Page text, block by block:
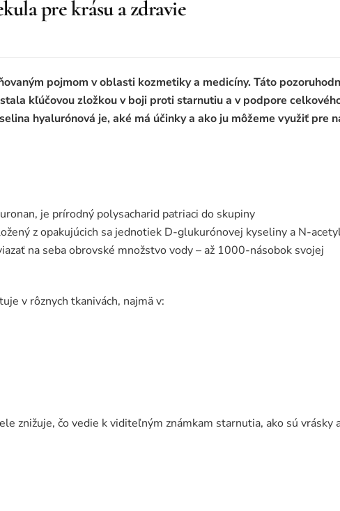
pre krásu a zdravie
pojmom v oblasti kozmetiky a medicíny. Táto
kľúčovou zložkou v boji proti starnutiu a v podpore
hyalurónová je, aké má účinky a ako ju môžeme využiť pre
je prírodný polysacharid patriaci do skupiny
z opakujúcich sa jednotiek D-glukurónovej kyseliny a N-
na seba obrovské množstvo vody – až 1000-násobok svojej
v rôznych tkanivách, najmä v:
znižuje, čo vedie k viditeľným známkam starnutia, ako sú vrásky